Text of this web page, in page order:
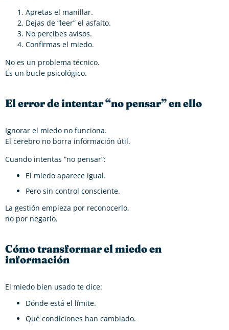
Apretas el manillar.
Dejas de “leer” el asfalto.
No percibes avisos.
Confirmas el miedo.
No es un problema técnico.
Es un bucle psicológico.
El error de intentar “no pensar” en ello
Ignorar el miedo no funciona.
El cerebro no borra información útil.
Cuando intentas “no pensar”:
El miedo aparece igual.
Pero sin control consciente.
La gestión empieza por reconocerlo,
no por negarlo.
Cómo transformar el miedo en
información
El miedo bien usado te dice:
Dónde está el límite.
Qué condiciones han cambiado.